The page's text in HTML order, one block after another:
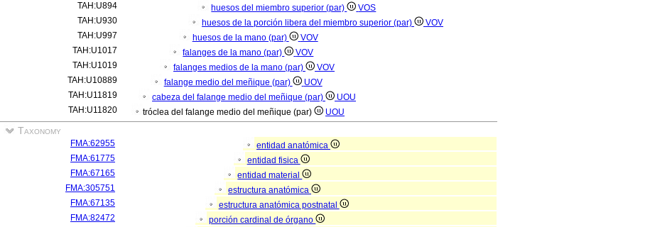
TAH:U894
huesos del miembro superior (par)
VOS
TAH:U930
huesos de la porción libera del miembro superior (par)
VOV
TAH:U997
huesos de la mano (par)
VOV
TAH:U1017
falanges de la mano (par)
VOV
TAH:U1019
falanges medios de la mano (par)
VOV
TAH:U10889
falange medio del meñique (par)
UOV
TAH:U11819
cabeza del falange medio del meñique (par)
UOU
TAH:U11820
tróclea del falange medio del meñique (par) UOU
Taxonomy
FMA:62955
entidad anatómica
FMA:61775
entidad fisica
FMA:67165
entidad material
FMA:305751
estructura anatómica
FMA:67135
estructura anatómica postnatal
FMA:82472
porción cardinal de órgano